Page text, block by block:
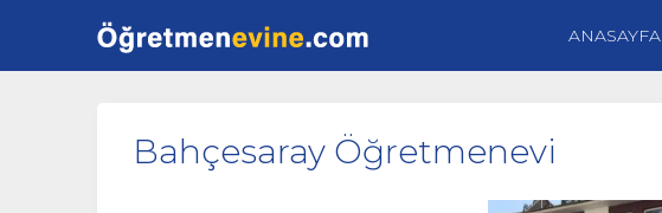
ANASAYFA
Bahçesaray Öğretmenevi